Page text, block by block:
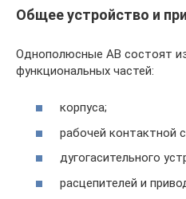
Общее устройство и
Однополюсные АВ состоят
функциональных частей:
корпуса;
рабочей контактной
дугогасительного
расцепителей и